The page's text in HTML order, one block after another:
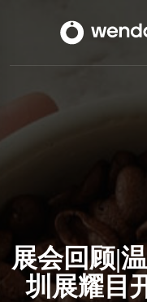
展会回顾|
圳展耀目